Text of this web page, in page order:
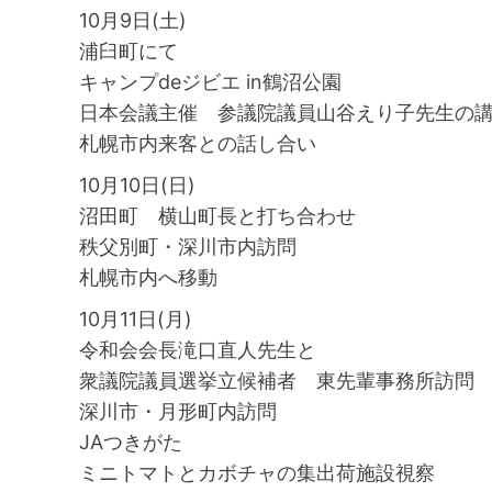
10月9日(土)
浦臼町にて
キャンプdeジビエ in鶴沼公園
日本会議主催 参議院議員山谷えり子先生の
札幌市内来客との話し合い
10月10日(日)
沼田町 横山町長と打ち合わせ
秩父別町・深川市内訪問
札幌市内へ移動
10月11日(月)
令和会会長滝口直人先生と
衆議院議員選挙立候補者 東先輩事務所訪問
深川市・月形町内訪問
JAつきがた
ミニトマトとカボチャの集出荷施設視察